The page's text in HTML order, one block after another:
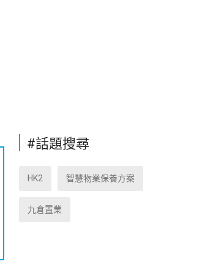
#話題搜尋
HK2 智慧物業保養方案
九倉置業